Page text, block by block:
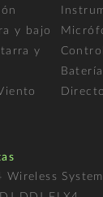
y bajo
y
Wireless System